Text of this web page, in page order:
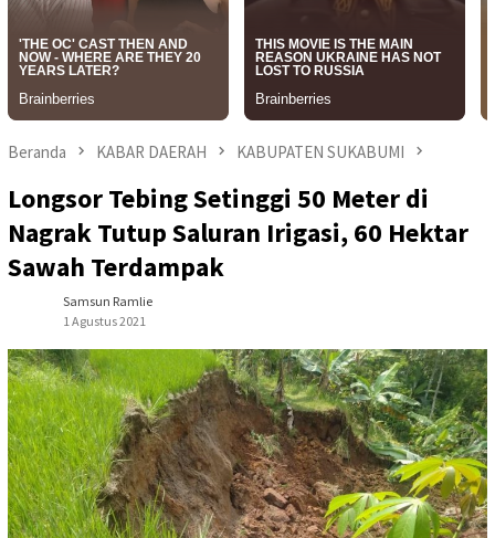
Beranda KABAR DAERAH KABUPATEN SUKABUMI
Longsor Tebing Setinggi 50 Meter di
Nagrak Tutup Saluran Irigasi, 60 Hektar
Sawah Terdampak
Samsun Ramlie
1 Agustus 2021